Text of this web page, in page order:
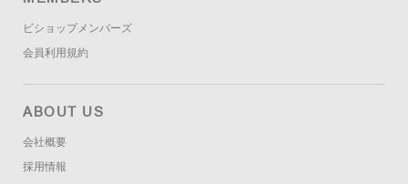
ビショップメンバーズ
会員利用規約
ABOUT US
会社概要
採用情報